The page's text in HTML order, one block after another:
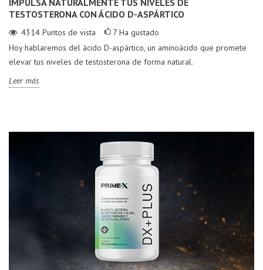
IMPULSA NATURALMENTE TUS NIVELES DE
TESTOSTERONA CON ÁCIDO D-ASPÁRTICO
4314 Puntos de vista 7 Ha gustado
Hoy hablaremos del ácido D-aspártico, un aminoácido que promete
elevar tus niveles de testosterona de forma natural.
Leer más